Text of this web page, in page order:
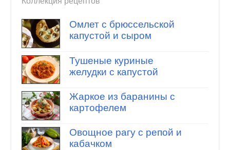
Омлет с брюссельской
капустой и сыром
Тушеные куриные
желудки с капустой
Жаркое из баранины с
картофелем
Овощное рагу с репой и
кабачком